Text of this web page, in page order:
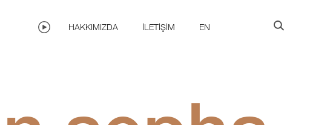
HAKKIMIZDA İLETIŞIM EN